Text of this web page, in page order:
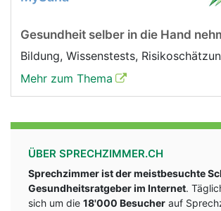
Gesundheit selber in die Hand
Bildung, Wissenstests,
Mehr zum Thema
ÜBER SPRECHZIMMER.CH
Sprechzimmer ist der meistbesuchte
Gesundheitsratgeber im Internet.
sich um die 18'000 Besucher auf